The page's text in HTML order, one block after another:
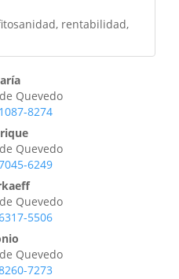
rentabilidad,
Quevedo
8274
Quevedo
6249
Quevedo
5506
Quevedo
7273